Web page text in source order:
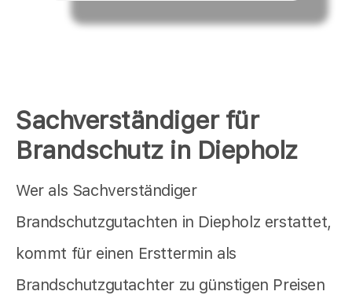
Sachverständiger für
Brandschutz in Diepholz
Wer als Sachverständiger
Brandschutzgutachten in Diepholz erstattet,
kommt für einen Ersttermin als
Brandschutzgutachter zu günstigen Preisen